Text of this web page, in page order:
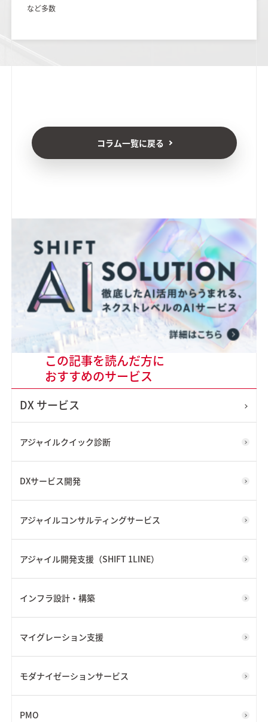
など多数
コラム一覧に戻る
この記事を読んだ方に
おすすめのサービス
DX サービス
アジャイルクイック診断
DXサービス開発
アジャイルコンサルティングサービス
アジャイル開発支援（SHIFT 1LINE）
インフラ設計・構築
マイグレーション支援
モダナイゼーションサービス
PMO